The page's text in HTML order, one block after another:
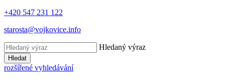
+420 547 231 122
starosta@vojkovice.info
Hledaný výraz
Hledat
rozšířené vyhledávání